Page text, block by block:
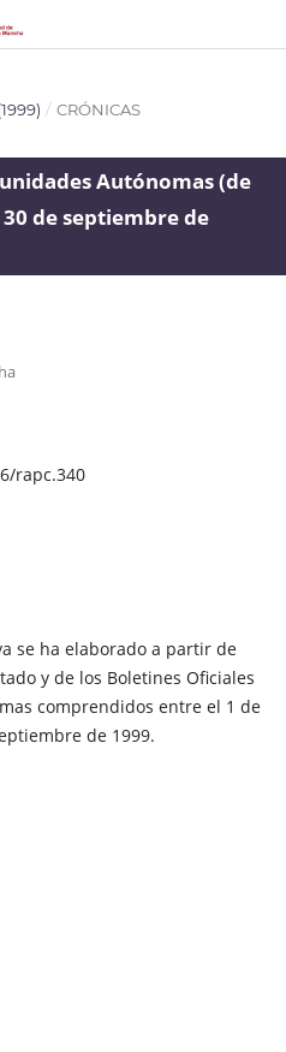
/ CRÓNICAS
Autónomas (de
de septiembre de
rapc.340
se ha elaborado a partir de
y de los Boletines Oficiales
comprendidos entre el 1 de
de 1999.